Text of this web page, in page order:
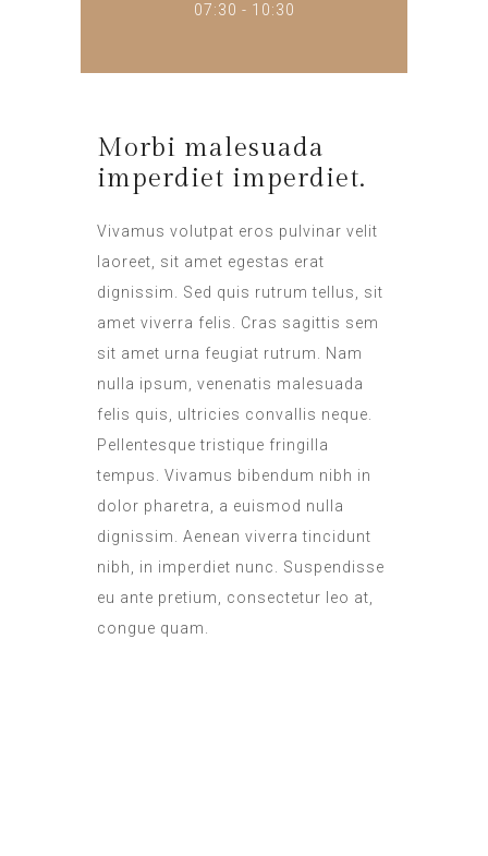
07:30 - 10:30
Morbi malesuada
imperdiet imperdiet.
Vivamus volutpat eros pulvinar velit
laoreet, sit amet egestas erat
dignissim. Sed quis rutrum tellus, sit
amet viverra felis. Cras sagittis sem
sit amet urna feugiat rutrum. Nam
nulla ipsum, venenatis malesuada
felis quis, ultricies convallis neque.
Pellentesque tristique fringilla
tempus. Vivamus bibendum nibh in
dolor pharetra, a euismod nulla
dignissim. Aenean viverra tincidunt
nibh, in imperdiet nunc. Suspendisse
eu ante pretium, consectetur leo at,
congue quam.